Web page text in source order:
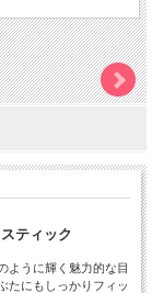
ティック
ように輝く魅力的な目
たにもしっかりフィッ